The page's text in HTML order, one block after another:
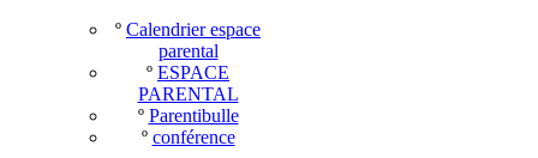
º Calendrier espace
parental
º ESPACE
PARENTAL
º Parentibulle
º conférence